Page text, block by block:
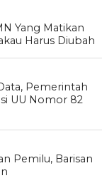
Yang Matikan
Harus Diubah
Pemerintah
UU Nomor 82
Pemilu, Barisan